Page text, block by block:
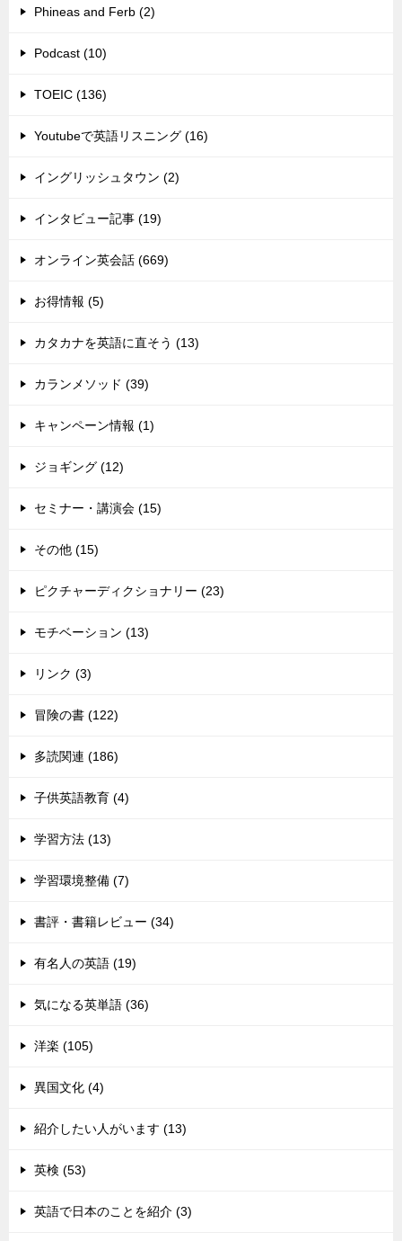
Phineas and Ferb (2)
Podcast (10)
TOEIC (136)
Youtubeで英語リスニング (16)
イングリッシュタウン (2)
インタビュー記事 (19)
オンライン英会話 (669)
お得情報 (5)
カタカナを英語に直そう (13)
カランメソッド (39)
キャンペーン情報 (1)
ジョギング (12)
セミナー・講演会 (15)
その他 (15)
ピクチャーディクショナリー (23)
モチベーション (13)
リンク (3)
冒険の書 (122)
多読関連 (186)
子供英語教育 (4)
学習方法 (13)
学習環境整備 (7)
書評・書籍レビュー (34)
有名人の英語 (19)
気になる英単語 (36)
洋楽 (105)
異国文化 (4)
紹介したい人がいます (13)
英検 (53)
英語で日本のことを紹介 (3)